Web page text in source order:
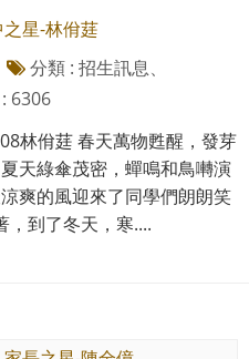
星-林佾莛
分類 : 招生訊息、
6306
林佾莛 春天萬物甦醒，發芽
天綠傘茂密，蟬鳴和鳥囀演
爽的風迎來了同學們朗朗笑
，到了冬天，寒....